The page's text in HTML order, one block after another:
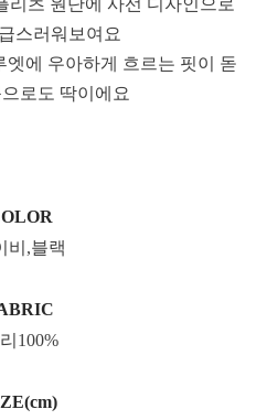
리츠 원단에 사선 디자인으로
스러워보여요
에 우아하게 흐르는 핏이 돋
로도 딱이에요
비,블랙
100%